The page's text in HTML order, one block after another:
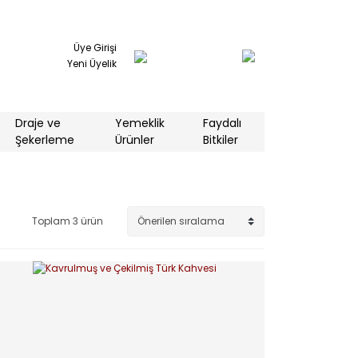
Üye Girişi
Yeni Üyelik
Draje ve
Şekerleme
Yemeklik
Ürünler
Faydalı
Bitkiler
Toplam 3 ürün